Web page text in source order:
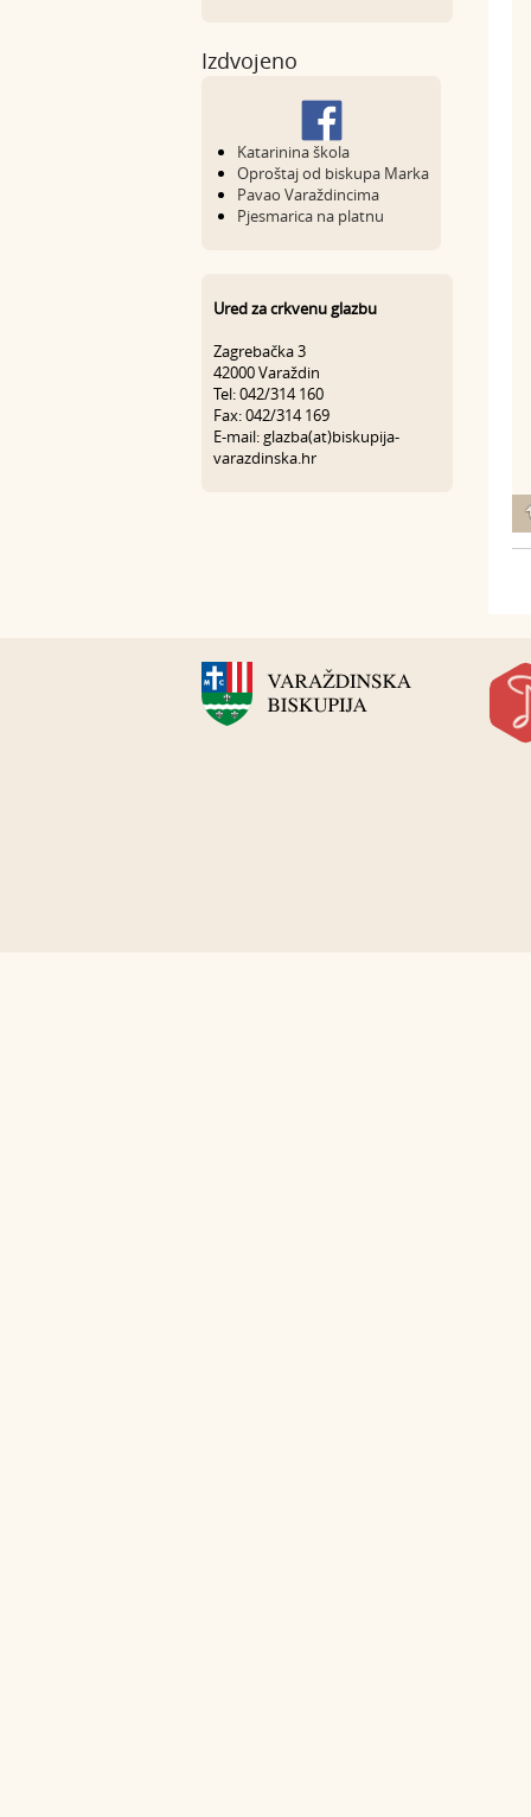
Izdvojeno
Katarinina škola
Oproštaj od biskupa Marka
Pavao Varaždincima
Pjesmarica na platnu
Ured za crkvenu glazbu
Zagrebačka 3
42000 Varaždin
Tel: 042/314 160
Fax: 042/314 169
E-mail: glazba(at)biskupija-
varazdinska.hr